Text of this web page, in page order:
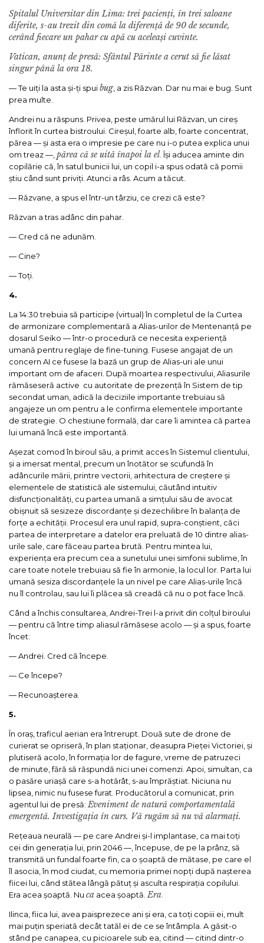
Spitalul Universitar din Lima: trei pacienți, în trei saloane
diferite, s-au trezit din comă la diferență de 90 de secunde,
cerând fiecare un pahar cu apă cu aceleași cuvinte.
Vatican, anunț de presă: Sfântul Părinte a cerut să fie lăsat
singur până la ora 18.
— Te uiți la asta și-ți spuibug, a zis Răzvan. Dar nu mai e bug. Sunt
prea multe.
Andrei nu a răspuns. Privea, peste umărul lui Răzvan, un cireș
înflorit în curtea bistroului. Cireșul, foarte alb, foarte concentrat,
părea — și asta era o impresie pe care nu i-o putea explica unui
om treaz —, părea că se uită înapoi la el . Își aducea aminte din
copilărie că, în satul bunicii lui, un copil i-a spus odată că pomii
știu când sunt priviți. Atunci a râs. Acum a tăcut.
— Răzvane, a spus el într-un târziu, ce crezi că este?
Răzvan a tras adânc din pahar.
— Cred că ne adunăm.
— Cine?
— Toți.
4.
La 14:30 trebuia să participe (virtual) în completul de la Curtea
de armonizare complementară a Alias-urilor de Mentenanță pe
dosarul Seiko — într-o procedură ce necesita experiență
umană pentru reglaje de fine-tuning. Fusese angajat de un
concern AI ce fusese la bază un grup de Alias-uri ale unui
important om de afaceri. După moartea respectivului, Aliasurile
rămăseseră active cu autoritate de prezență în Sistem de tip
secondat uman, adică la deciziile importante trebuiau să
angajeze un om pentru a le confirma elementele importante
de strategie. O chestiune formală, dar care îi amintea că partea
lui umană încă este importantă.
Așezat comod în biroul său, a primit acces în Sistemul clientului,
și a imersat mental, precum un înotător se scufundă în
adâncurile mării, printre vectorii, arhitectura de creștere și
elementele de statistică ale sistemului, căutând intuitiv
disfuncționalități, cu partea umană a simțului său de avocat
obișnuit să sesizeze discordanțe și dezechilibre în balanța de
forțe a echității. Procesul era unul rapid, supra-conștient, căci
partea de interpretare a datelor era preluată de 10 dintre alias-
urile sale, care făceau partea brută. Pentru mintea lui,
experiența era precum cea a sunetului unei simfonii sublime, în
care toate notele trebuiau să fie în armonie, la locul lor. Parta lui
umană sesiza discordanțele la un nivel pe care Alias-urile încă
nu îl controlau, sau lui îi plăcea să creadă că nu o pot face încă.
Când a închis consultarea, Andrei-Trei l-a privit din colțul biroului
— pentru că între timp aliasul rămăsese acolo — și a spus, foarte
încet:
— Andrei. Cred că începe.
— Ce începe?
— Recunoașterea.
5.
În oraș, traficul aerian era întrerupt. Două sute de drone de
curierat se opriseră, în plan staționar, deasupra Pieței Victoriei, și
plutiseră acolo, în formația lor de fagure, vreme de patruzeci
de minute, fără să răspundă nici unei comenzi. Apoi, simultan, ca
o pasăre uriașă care s-a hotărât, s-au împrăștiat. Niciuna nu
lipsea, nimic nu fusese furat. Producătorul a comunicat, prin
agentul lui de presă: Eveniment de natură comportamentală
emergentă. Investigația în curs. Vă rugăm să nu vă alarmați.
Rețeaua neurală — pe care Andrei și-l implantase, ca mai toți
cei din generația lui, prin 2046 —, începuse, de pe la prânz, să
transmită un fundal foarte fin, ca o șoaptă de mătase, pe care el
îl asocia, în mod ciudat, cu memoria primei nopți după nașterea
fiicei lui, când stătea lângă pătuț și asculta respirația copilului.
Era acea șoaptă. Nu ca acea șoaptă. Era
Ilinca, fiica lui, avea paisprezece ani și era, ca toți copiii ei, mult
mai puțin speriată decât tatăl ei de ce se întâmpla. A găsit-o
stând pe canapea, cu picioarele sub ea, citind — citind dintr-o